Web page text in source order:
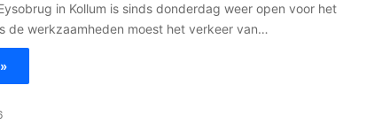
in Kollum is sinds donderdag weer open voor het
de werkzaamheden moest het verkeer van…